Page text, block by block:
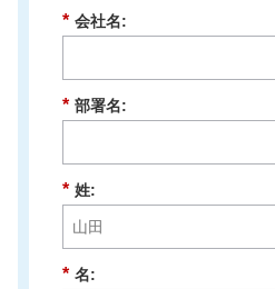
* 会社名:
* 部署名:
* 姓:
* 名: